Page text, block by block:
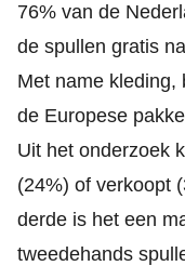
76% van de
de spullen gratis
Met name kleding,
de Europese
Uit het onderzoek
(24%) of verkoopt
derde is het een
tweedehands